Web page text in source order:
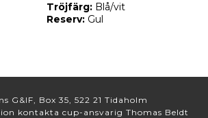
Tröjfärg: Blå/vit
Reserv: Gul
G&IF, Box 35, 522 21 Tidaholm
kontakta cup-ansvarig Thomas Beldt